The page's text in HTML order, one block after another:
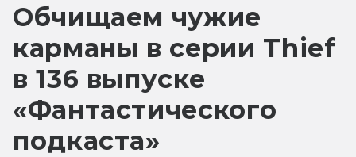
Обчищаем чужие
карманы в серии Thief
в 136 выпуске
«Фантастического
подкаста»